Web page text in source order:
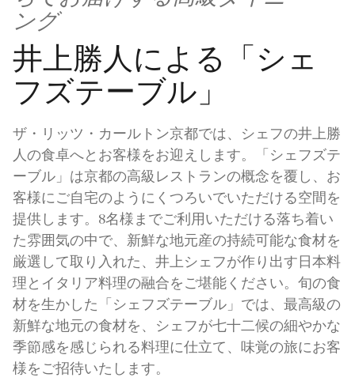
ング
井上勝人による「シェ
フズテーブル」
ザ・リッツ・カールトン京都では、シェフの井上勝
人の食卓へとお客様をお迎えします。「シェフズテ
ーブル」は京都の高級レストランの概念を覆し、お
客様にご自宅のようにくつろいでいただける空間を
提供します。8名様までご利用いただける落ち着い
た雰囲気の中で、新鮮な地元産の持続可能な食材を
厳選して取り入れた、井上シェフが作り出す日本料
理とイタリア料理の融合をご堪能ください。旬の食
材を生かした「シェフズテーブル」では、最高級の
新鮮な地元の食材を、シェフが七十二候の細やかな
季節感を感じられる料理に仕立て、味覚の旅にお客
様をご招待いたします。